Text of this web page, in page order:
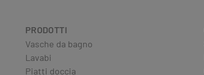
PRODOTTI
Vasche da bagno
Lavabi
Piatti doccia